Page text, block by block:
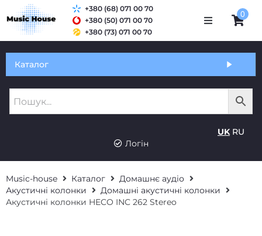
Оплата і доставка
+380 (68) 071 00 70
+380 (50) 071 00 70
+380 (73) 071 00 70
0
Каталог
UK RU
Логін
Music-house Каталог
Домашнє аудіо
Акустичні колонки
Домашні акустичні колонки
Акустичні колонки HECO INC 262 Stereo